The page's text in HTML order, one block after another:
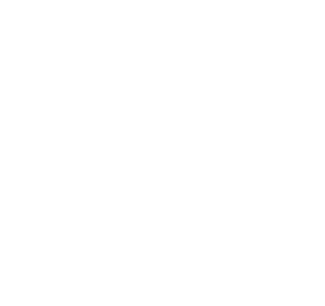
Lecture2Go-Videoplayer einzubetten.